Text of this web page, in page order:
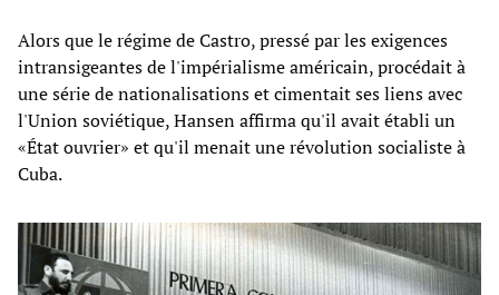
Alors que le régime de Castro, pressé par les exigences
intransigeantes de l'impérialisme américain, procédait à
une série de nationalisations et cimentait ses liens avec
l'Union soviétique, Hansen affirma qu'il avait établi un
«État ouvrier» et qu'il menait une révolution socialiste à
Cuba.